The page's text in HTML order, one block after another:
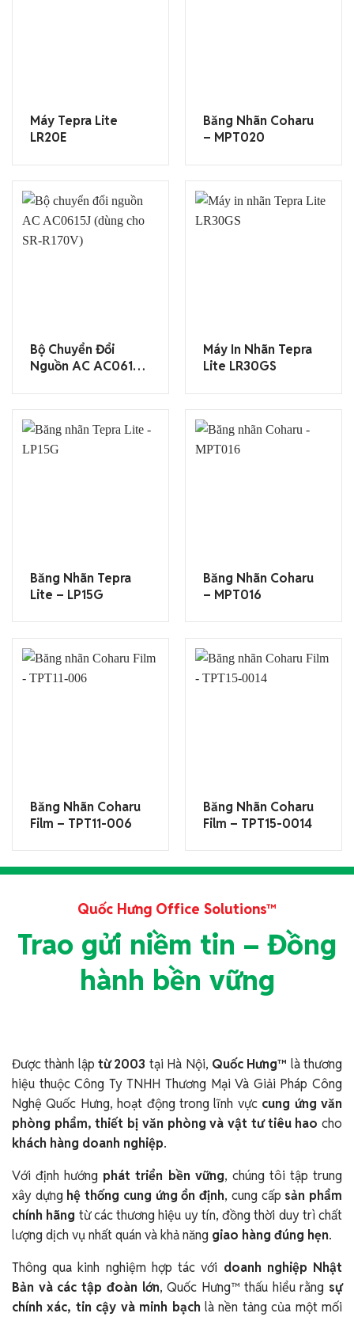
Máy Tepra Lite
LR20E
Băng Nhãn Coharu
– MPT020
Bộ Chuyển Đổi
Nguồn AC AC0615J
Máy In Nhãn Tepra
Lite LR30GS
Băng Nhãn Tepra
Lite – LP15G
Băng Nhãn Coharu
– MPT016
Băng Nhãn Coharu
Film – TPT11-006
Băng Nhãn Coharu
Film – TPT15-0014
Quốc Hưng Office Solutions™
Trao gửi niềm tin – Đồng
hành bền vững
Được thành lậptừ 2003 tại Hà Nội, Quốc Hưng™ là thương
hiệu thuộc Công Ty TNHH Thương Mại Và Giải Pháp Công
Nghệ Quốc Hưng, hoạt động trong lĩnh vực cung ứng văn
phòng phẩm, thiết bị văn phòng và vật tư tiêu hao cho
khách hàng doanh nghiệp.
Với định hướng phát triển bền vững, chúng tôi tập trung
xây dựng hệ thống cung ứng ổn định, cung cấp sản phẩm
chính hãng từ các thương hiệu uy tín, đồng thời duy trì chất
lượng dịch vụ nhất quán và khả năng giao hàng đúng hẹn.
Thông qua kinh nghiệm hợp tác với doanh nghiệp Nhật
Bản và các tập đoàn lớn, Quốc Hưng™ thấu hiểu rằng sự
chính xác, tin cậy và minh bạch là nền tảng của một mối